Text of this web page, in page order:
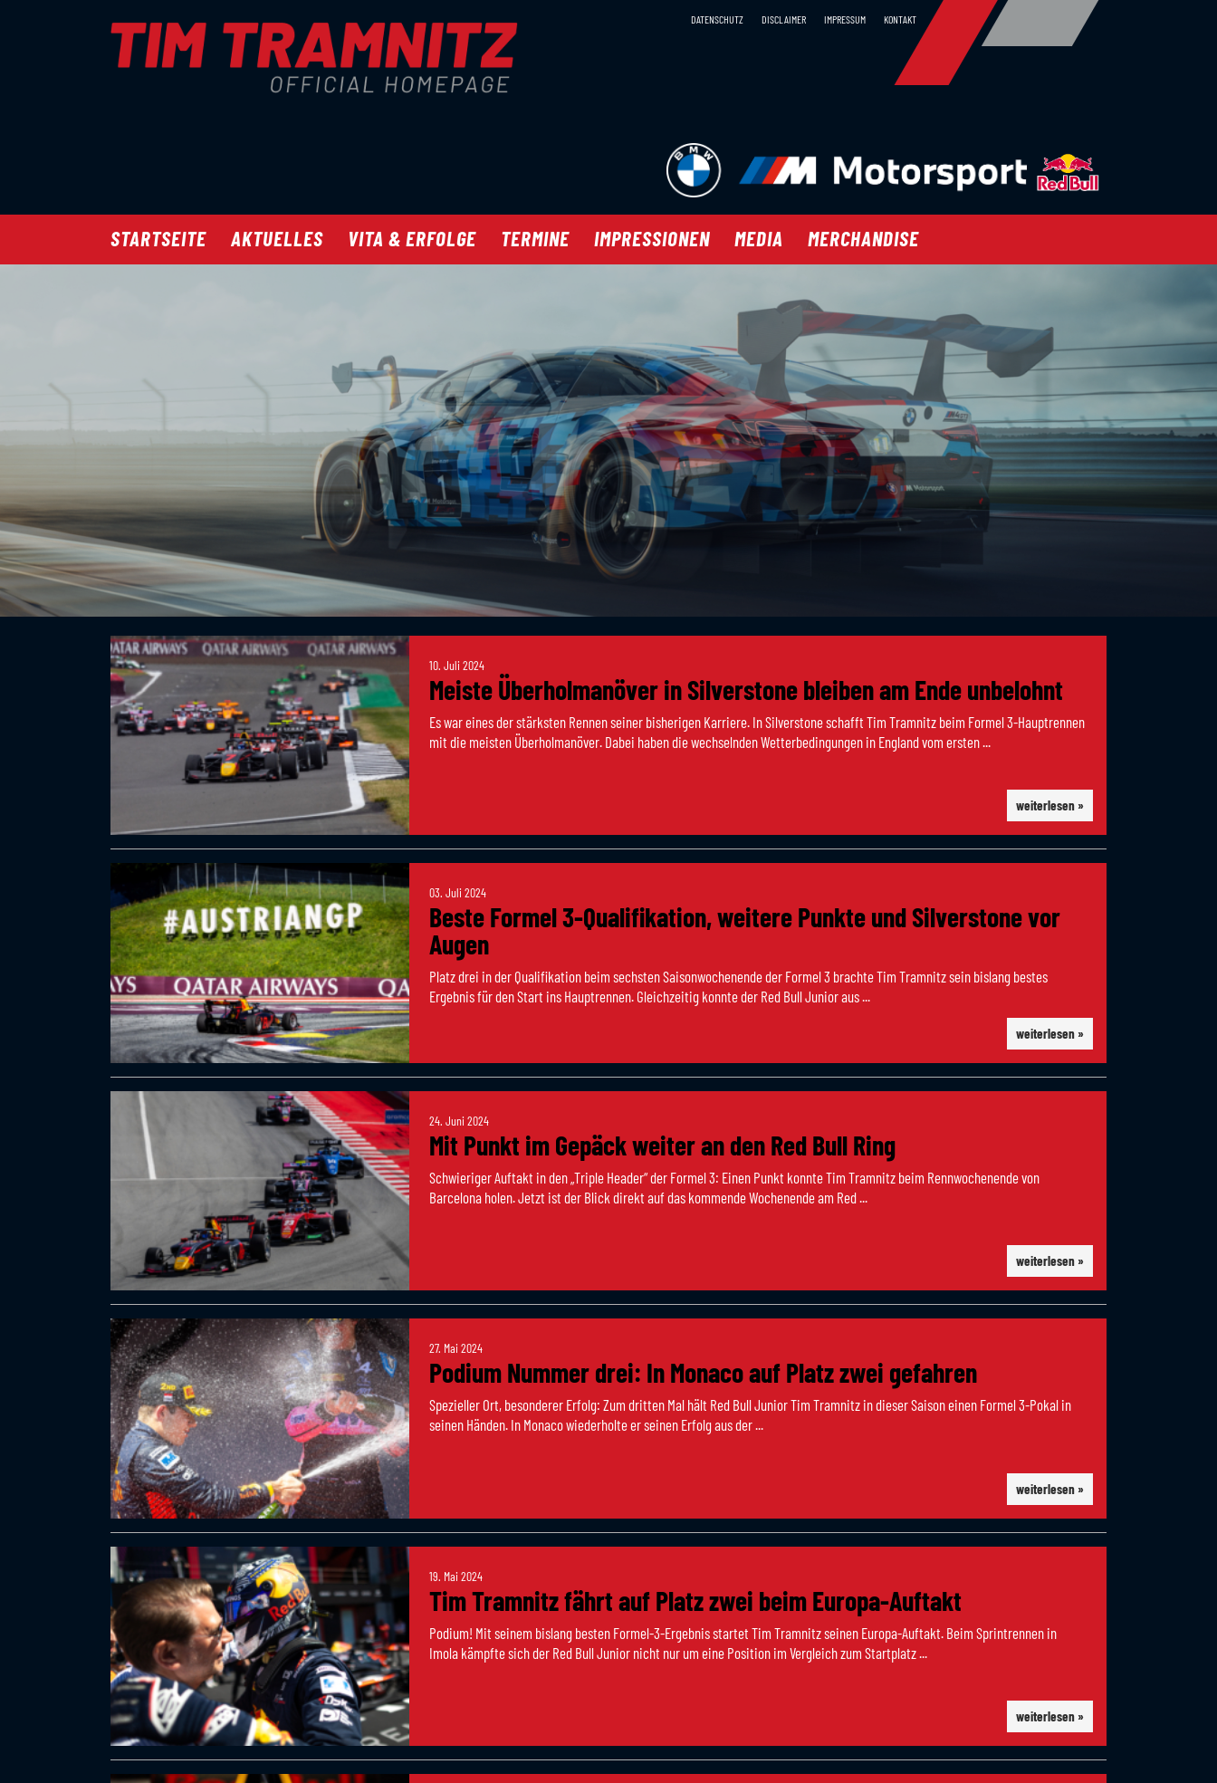
DATENSCHUTZ DISCLAIMER IMPRESSUM KONTAKT
STARTSEITE AKTUELLES VITA & ERFOLGE TERMINE IMPRESSIONEN MEDIA MERCHANDISE
10. Juli 2024
Meiste Überholmanöver in Silverstone bleiben am Ende unbelohnt
Es war eines der stärksten Rennen seiner bisherigen Karriere. In Silverstone schafft Tim Tramnitz beim Formel 3-Hauptrennen
mit die meisten Überholmanöver. Dabei haben die wechselnden Wetterbedingungen in England vom ersten ...
weiterlesen »
03. Juli 2024
Beste Formel 3-Qualifikation, weitere Punkte und Silverstone vor
Augen
Platz drei in der Qualifikation beim sechsten Saisonwochenende der Formel 3 brachte Tim Tramnitz sein bislang bestes
Ergebnis für den Start ins Hauptrennen. Gleichzeitig konnte der Red Bull Junior aus ...
weiterlesen »
24. Juni 2024
Mit Punkt im Gepäck weiter an den Red Bull Ring
Schwieriger Auftakt in den „Triple Header“ der Formel 3: Einen Punkt konnte Tim Tramnitz beim Rennwochenende von
Barcelona holen. Jetzt ist der Blick direkt auf das kommende Wochenende am Red ...
weiterlesen »
27. Mai 2024
Podium Nummer drei: In Monaco auf Platz zwei gefahren
Spezieller Ort, besonderer Erfolg: Zum dritten Mal hält Red Bull Junior Tim Tramnitz in dieser Saison einen Formel 3-Pokal in
seinen Händen. In Monaco wiederholte er seinen Erfolg aus der ...
weiterlesen »
19. Mai 2024
Tim Tramnitz fährt auf Platz zwei beim Europa-Auftakt
Podium! Mit seinem bislang besten Formel-3-Ergebnis startet Tim Tramnitz seinen Europa-Auftakt. Beim Sprintrennen in
Imola kämpfte sich der Red Bull Junior nicht nur um eine Position im Vergleich zum Startplatz ...
weiterlesen »